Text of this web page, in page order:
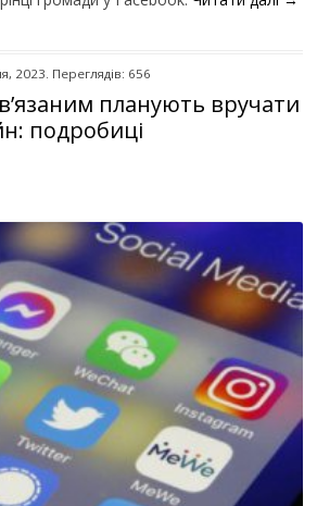
2023. Переглядів: 656
планують вручати
подробиці